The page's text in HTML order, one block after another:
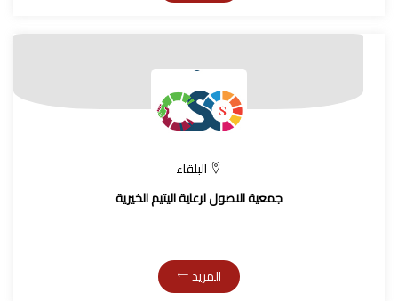
البلقاء
جمعية الاصول لرعاية اليتيم الخيرية
المزيد